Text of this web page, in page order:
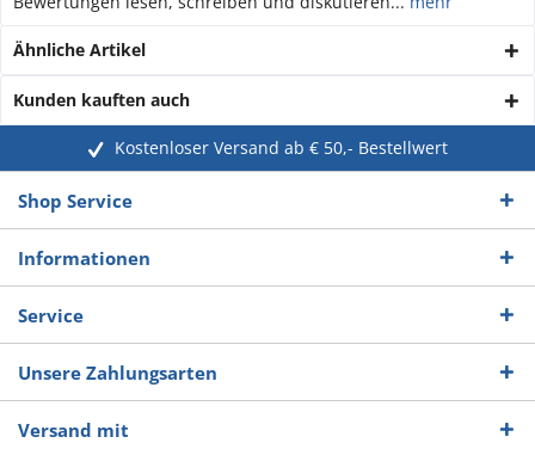
Ähnliche Artikel
Kunden kauften auch
Kostenloser Versand ab € 50,- Bestellwert
Shop Service
Informationen
Service
Unsere Zahlungsarten
Versand mit